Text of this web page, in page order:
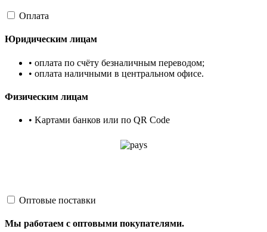
Оплата
Юридическим лицам
• оплата по счёту безналичным переводом;
• оплата наличными в центральном офисе.
Физическим лицам
• Kартами банков или по QR Code
Оптовые поставки
Мы работаем с оптовыми покупателями.